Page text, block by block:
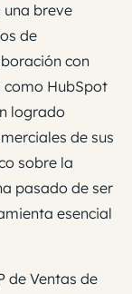
breve
de
con
HubSpot
logrado
de sus
sobre la
pasado de ser
esencial
de Ventas de